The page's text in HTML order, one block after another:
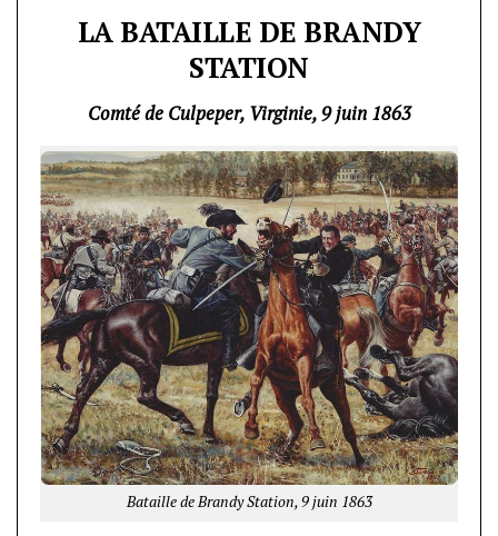
LA BATAILLE DE BRANDY
STATION
Comté de Culpeper, Virginie, 9 juin 1863
Bataille de Brandy Station, 9 juin 1863